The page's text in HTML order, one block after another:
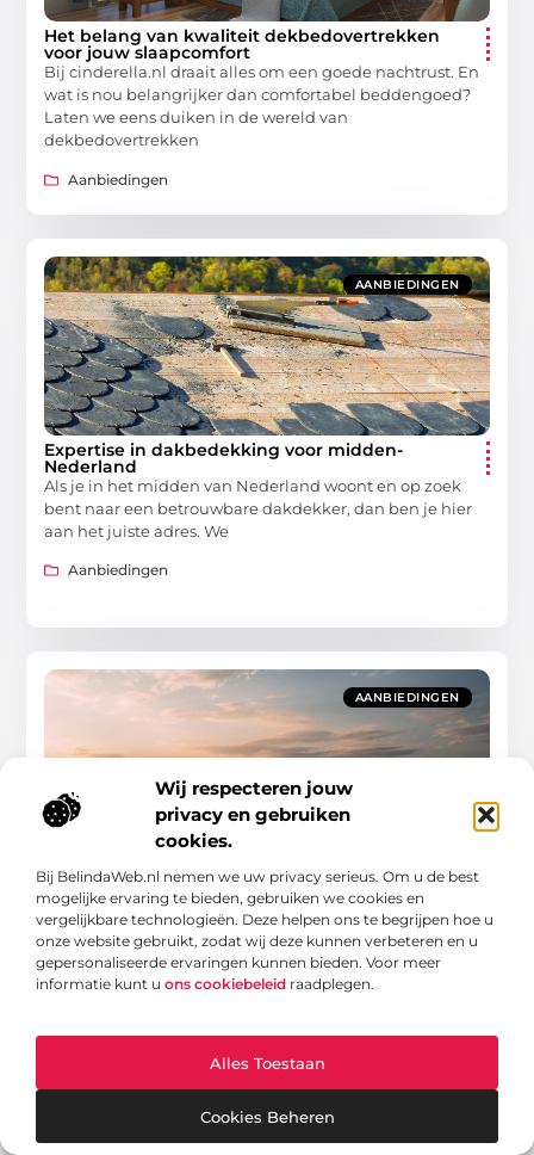
Wij respecteren jouw
privacy en gebruiken
cookies.
Bij BelindaWeb.nl nemen we uw privacy serieus. Om u de best
mogelijke ervaring te bieden, gebruiken we cookies en
vergelijkbare technologieën. Deze helpen ons te begrijpen hoe u
onze website gebruikt, zodat wij deze kunnen verbeteren en u
gepersonaliseerde ervaringen kunnen bieden. Voor meer
informatie kunt u ons cookiebeleid raadplegen.
Alles Toestaan
Cookies Beheren
Het belang van kwaliteit dekbedovertrekken
voor jouw slaapcomfort
Bij cinderella.nl draait alles om een goede nachtrust. En
wat is nou belangrijker dan comfortabel beddengoed?
Laten we eens duiken in de wereld van
dekbedovertrekken
Aanbiedingen
AANBIEDINGEN
Expertise in dakbedekking voor midden-
Nederland
Als je in het midden van Nederland woont en op zoek
bent naar een betrouwbare dakdekker, dan ben je hier
aan het juiste adres. We
Aanbiedingen
AANBIEDINGEN
zonnepanelen
De toekomst van duurzame mobiliteit Duurzaamheid
is niet meer weg te denken uit ons dagelijks leven. Van
afval scheiden tot rijden in elektrische auto’s,
Aanbiedingen